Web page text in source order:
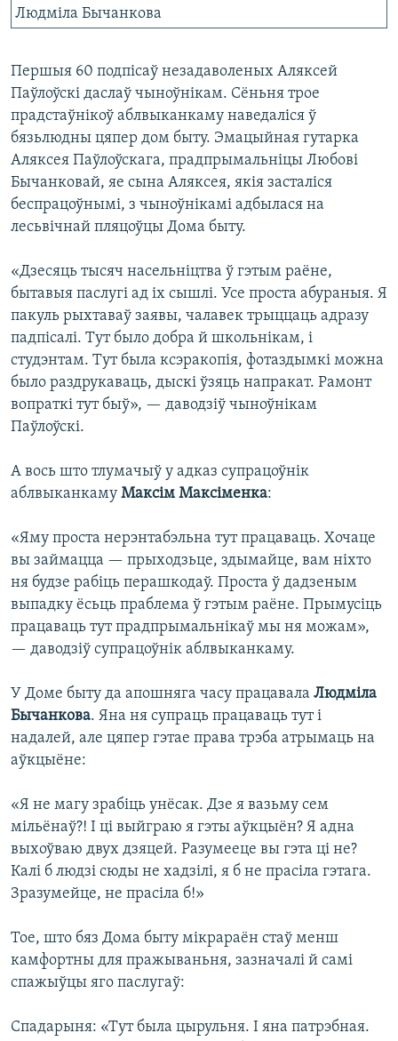
Людміла Бычанкова
Першыя 60 подпісаў незадаволеных Аляксей
Паўлоўскі даслаў чыноўнікам. Сёньня трое
прадстаўнікоў аблвыканкаму наведаліся ў
бязьлюдны цяпер дом быту. Эмацыйная гутарка
Аляксея Паўлоўскага, прадпрымальніцы Любові
Бычанковай, яе сына Аляксея, якія засталіся
беспрацоўнымі, з чыноўнікамі адбылася на
лесьвічнай пляцоўцы Дома быту.
«Дзесяць тысяч насельніцтва ў гэтым раёне,
бытавыя паслугі ад іх сышлі. Усе проста абураныя. Я
пакуль рыхтаваў заявы, чалавек трыццаць адразу
падпісалі. Тут было добра й школьнікам, і
студэнтам. Тут была ксэракопія, фотаздымкі можна
было раздрукаваць, дыскі ўзяць напракат. Рамонт
вопраткі тут быў», — даводзіў чыноўнікам
Паўлоўскі.
А вось што тлумачыў у адказ супрацоўнік
аблвыканкаму Максім Максіменка:
«Яму проста нерэнтабэльна тут працаваць. Хочаце
вы займацца — прыходзьце, здымайце, вам ніхто
ня будзе рабіць перашкодаў. Проста ў дадзеным
выпадку ёсьць праблема ў гэтым раёне. Прымусіць
працаваць тут прадпрымальнікаў мы ня можам»,
— даводзіў супрацоўнік аблвыканкаму.
У Доме быту да апошняга часу працавала Людміла
Бычанкова. Яна ня супраць працаваць тут і
надалей, але цяпер гэтае права трэба атрымаць на
аўкцыёне:
«Я не магу зрабіць унёсак. Дзе я вазьму сем
мільёнаў?! І ці выйграю я гэты аўкцыён? Я адна
выхоўваю двух дзяцей. Разумееце вы гэта ці не?
Калі б людзі сюды не хадзілі, я б не прасіла гэтага.
Зразумейце, не прасіла б!»
Тое, што бяз Дома быту мікрараён стаў менш
камфортны для пражываньня, зазначалі й самі
спажыўцы яго паслугаў:
Спадарыня: «Тут была цырульня. І яна патрэбная.